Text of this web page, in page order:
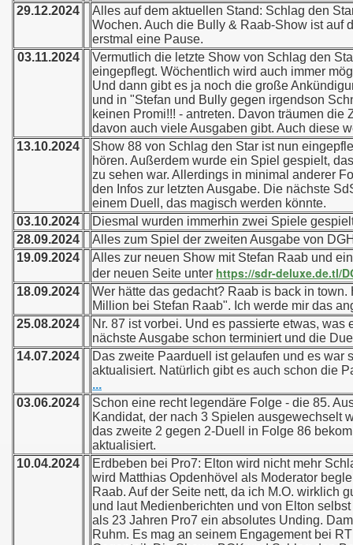
29.12.2024
Alles auf dem aktuellen Stand: Schlag den
Wochen. Auch die Bully & Raab-Show ist auf
erstmal eine Pause.
03.11.2024
Vermutlich die letzte Show von Schlag den
eingepflegt. Wöchentlich wird auch immer
Und dann gibt es ja noch die große
und in "Stefan und Bully gegen irgendson
keinen Promi!!! - antreten. Davon träumen
davon auch viele Ausgaben gibt. Auch diese
13.10.2024
Show 88 von Schlag den Star ist nun
hören. Außerdem wurde ein Spiel gespielt,
zu sehen war. Allerdings in minimal anderer
den Infos zur letzten Ausgabe. Die nächste
einem Duell, das magisch werden könnte.
03.10.2024
Diesmal wurden immerhin zwei Spiele
28.09.2024
Alles zum Spiel der zweiten Ausgabe von
19.09.2024
Alles zur neuen Show mit Stefan Raab und
der neuen Seite unter https://sdr-deluxe.de.tl/
18.09.2024
Wer hätte das gedacht? Raab is back in
Million bei Stefan Raab". Ich werde mir das
25.08.2024
Nr. 87 ist vorbei. Und es passierte etwas,
nächste Ausgabe schon terminiert und die
14.07.2024
Das zweite Paarduell ist gelaufen und es war
aktualisiert. Natürlich gibt es auch schon die
...
03.06.2024
Schon eine recht legendäre Folge - die 85.
Kandidat, der nach 3 Spielen ausgewechselt
das zweite 2 gegen 2-Duell in Folge 86
aktualisiert.
10.04.2024
Erdbeben bei Pro7: Elton wird nicht mehr
wird Matthias Opdenhövel als Moderator
Raab. Auf der Seite nett, da ich M.O. wirklich
und laut Medienberichten und von Elton
als 23 Jahren Pro7 ein absolutes Unding.
Ruhm. Es mag an seinem Engagement bei